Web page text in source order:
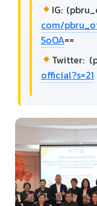
IG:
com/
5oOA==
Twitter:
official?s=21